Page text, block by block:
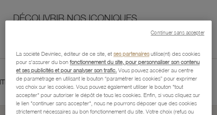
DÉCOUVRIR NOS ICONIQUES
SERVICES BIJOUTIERS ET HORLOGERS
La société Devinlec, éditeur de ce site, etses partenairesutilise(nt) des cookies
pour s'assurer du bonfonctionnement du site, pour personnaliser son contenu
et ses publicités et pour analyser son trafic. Vous pouvez accéder au centre
de paramétrage en utilisant le bouton “paramétrer les cookies” pour exprimer
vos choix sur les cookies. Vous pouvez également utiliser le bouton "tout
accepter" pour autoriser le dépôt de tous les cookies. Enfin, si vous cliquez sur
le lien "continuer sans accepter", nous ne pourrons déposer que des cookies
strictement nécessaires au bon fonctionnement du site. Votre choix (refus ou
Continuer sans accepter